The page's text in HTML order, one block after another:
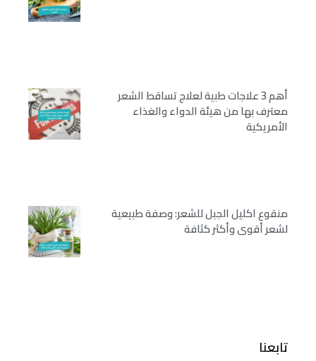
أهم 3 علاجات طبية لعلاج تساقط الشعر
معترف بها من هيئة الدواء والغذاء
الأمريكية
منقوع اكليل الجبل للشعر: وصفة طبيعية
لشعر أقوى وأكثر كثافة
تابعنا